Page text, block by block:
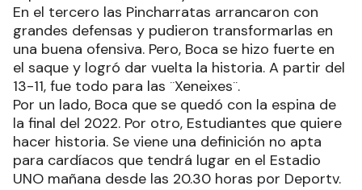
En el tercero las Pincharratas arrancaron con
grandes defensas y pudieron transformarlas en
una buena ofensiva. Pero, Boca se hizo fuerte en
el saque y logró dar vuelta la historia. A partir del
13-11, fue todo para las ¨Xeneixes¨.
Por un lado, Boca que se quedó con la espina de
la final del 2022. Por otro, Estudiantes que quiere
hacer historia. Se viene una definición no apta
para cardíacos que tendrá lugar en el Estadio
UNO mañana desde las 20.30 horas por Deportv.